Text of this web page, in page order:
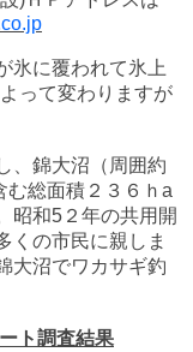
氷に覆われて氷上
って変わりますが
、錦大沼（周囲約
む総面積２３６ｈa
昭和5２年の共用開
くの市民に親しま
大沼でワカサギ釣
ト調査結果